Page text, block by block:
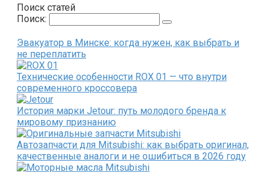
Поиск статей
Поиск:
Эвакуатор в Минске: когда нужен, как выбрать и
не переплатить
Технические особенности ROX 01 — что внутри
современного кроссовера
История марки Jetour: путь молодого бренда к
мировому признанию
Автозапчасти для Mitsubishi: как выбрать оригинал,
качественные аналоги и не ошибиться в 2026 году